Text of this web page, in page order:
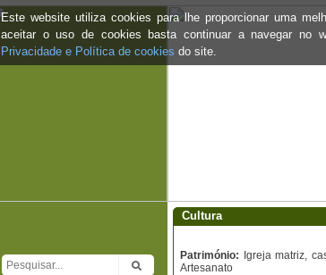
Este website utiliza cookies para lhe proporcionar uma
aceitar o uso de cookies basta continuar a navegar no
Privacidade e Política de cookies do site.
Cultura
Património: Igreja matriz,
Artesanato